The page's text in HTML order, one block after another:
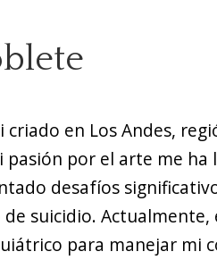
en Los Andes,
pasión por el arte me
desafíos
suicidio.
para manejar mi